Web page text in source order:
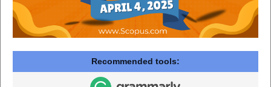
Recommended tools: